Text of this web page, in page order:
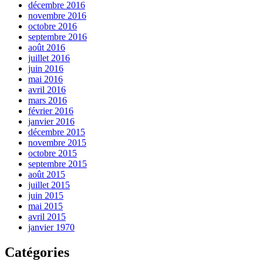
décembre 2016
novembre 2016
octobre 2016
septembre 2016
août 2016
juillet 2016
juin 2016
mai 2016
avril 2016
mars 2016
février 2016
janvier 2016
décembre 2015
novembre 2015
octobre 2015
septembre 2015
août 2015
juillet 2015
juin 2015
mai 2015
avril 2015
janvier 1970
Catégories